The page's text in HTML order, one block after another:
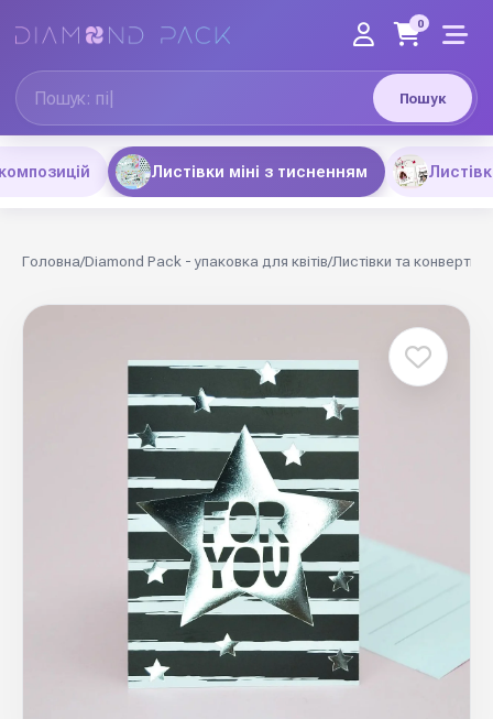
Пошук
0
Листівки міні з тисненням
Головна/Diamond Pack - упаковка для квітів/Листівки та конверти